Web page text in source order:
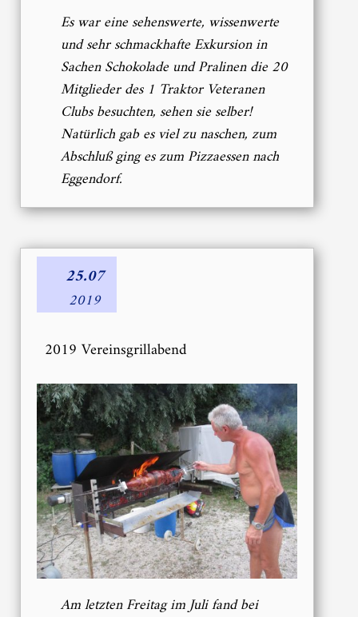
Es war eine sehenswerte, wissenwerte
und sehr schmackhafte Exkursion in
Sachen Schokolade und Pralinen die 20
Mitglieder des 1 Traktor Veteranen
Clubs besuchten, sehen sie selber!
Natürlich gab es viel zu naschen, zum
Abschluß ging es zum Pizzaessen nach
Eggendorf.
25.07
2019
2019 Vereinsgrillabend
Am letzten Freitag im Juli fand bei